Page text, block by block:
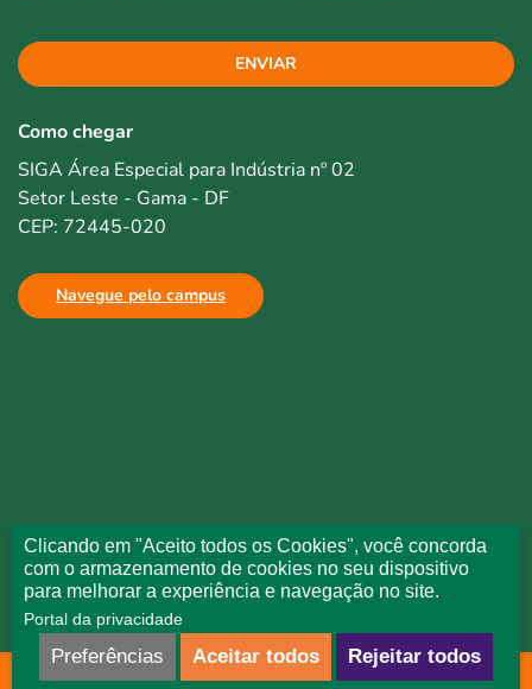
ENVIAR
Como chegar
SIGA Área Especial para Indústria nº 02
Setor Leste - Gama - DF
CEP: 72445-020
Navegue pelo campus
Todos direitos reservados © Uniceplac
Clicando em "Aceito todos os Cookies", você concorda
com o armazenamento de cookies no seu dispositivo
para melhorar a experiência e navegação no site.
Portal da privacidade
Preferências Aceitar todos Rejeitar todos